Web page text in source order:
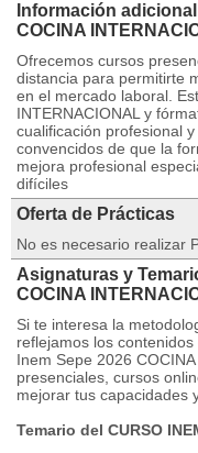
Información
COCINA
Ofrecemos cursos
distancia para permitirte
en el mercado laboral.
INTERNACIONAL y
cualificación profesional
convencidos de que la
mejora profesional
difíciles
Oferta de Prácticas
No es necesario realizar
Asignaturas y
COCINA
Si te interesa la
reflejamos los
Inem Sepe 2026
presenciales, cursos
mejorar tus capacidades
Temario del CURSO